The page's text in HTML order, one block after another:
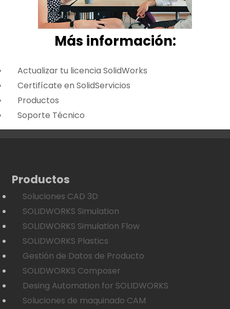
Más información:
Actualizar tu licencia SolidWorks
Certifícate en SolidServicios
Productos
Soporte Técnico
Productos
Soluciones CAD 3D
SOLIDWORKS Simulation
SOLIDWORKS Simulation Flow
SOLIDWORKS Plastics
Gestión de Datos de Producto
SOLIDWORKS Composer
Desing Automation for SOLIDWORKS
Soluciones de maquinado CAM